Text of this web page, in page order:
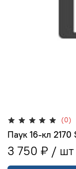
(0)
Паук 16-кл
3 750 ₽